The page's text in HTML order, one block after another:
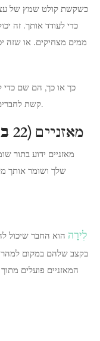
כשקשת קולט שמץ של
כדי לעודד אותך. זה
ממים מצחיקים. או שזה
כך או כך, הם שם כדי
קשת לחברים הטובים ביותר שאתה אף פעם לא רוצה לאבד.
מאזניים (22 בספטמבר - 22 באוקטובר)
מאזניים ידוע בתור
שלך ושומר אותך
לִירָה הוא החבר שיכול
בקצב שלהם במקום למהר
המאזניים פועלים